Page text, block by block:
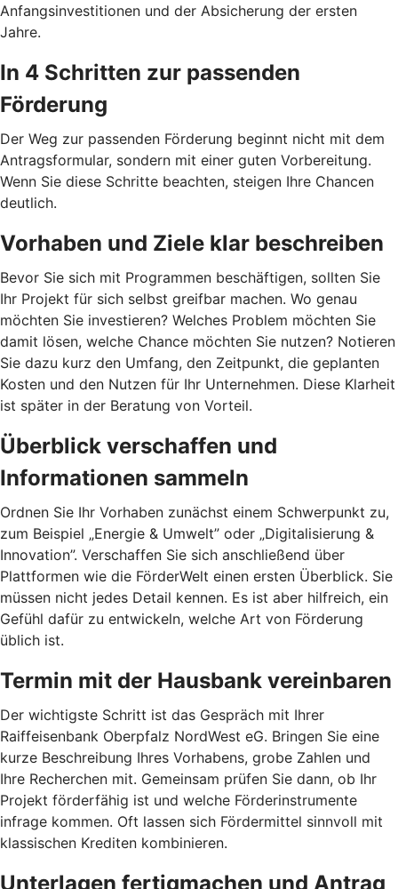
Anfangsinvestitionen und der Absicherung der ersten
Jahre.
In 4 Schritten zur passenden
Förderung
Der Weg zur passenden Förderung beginnt nicht mit dem
Antragsformular, sondern mit einer guten Vorbereitung.
Wenn Sie diese Schritte beachten, steigen Ihre Chancen
deutlich.
Vorhaben und Ziele klar beschreiben
Bevor Sie sich mit Programmen beschäftigen, sollten Sie
Ihr Projekt für sich selbst greifbar machen. Wo genau
möchten Sie investieren? Welches Problem möchten Sie
damit lösen, welche Chance möchten Sie nutzen? Notieren
Sie dazu kurz den Umfang, den Zeitpunkt, die geplanten
Kosten und den Nutzen für Ihr Unternehmen. Diese Klarheit
ist später in der Beratung von Vorteil.
Überblick verschaffen und
Informationen sammeln
Ordnen Sie Ihr Vorhaben zunächst einem Schwerpunkt zu,
zum Beispiel „Energie & Umwelt” oder „Digitalisierung &
Innovation”. Verschaffen Sie sich anschließend über
Plattformen wie die FörderWelt einen ersten Überblick. Sie
müssen nicht jedes Detail kennen. Es ist aber hilfreich, ein
Gefühl dafür zu entwickeln, welche Art von Förderung
üblich ist.
Termin mit der Hausbank vereinbaren
Der wichtigste Schritt ist das Gespräch mit Ihrer
Raiffeisenbank Oberpfalz NordWest eG. Bringen Sie eine
kurze Beschreibung Ihres Vorhabens, grobe Zahlen und
Ihre Recherchen mit. Gemeinsam prüfen Sie dann, ob Ihr
Projekt förderfähig ist und welche Förderinstrumente
infrage kommen. Oft lassen sich Fördermittel sinnvoll mit
klassischen Krediten kombinieren.
Unterlagen fertigmachen und Antrag